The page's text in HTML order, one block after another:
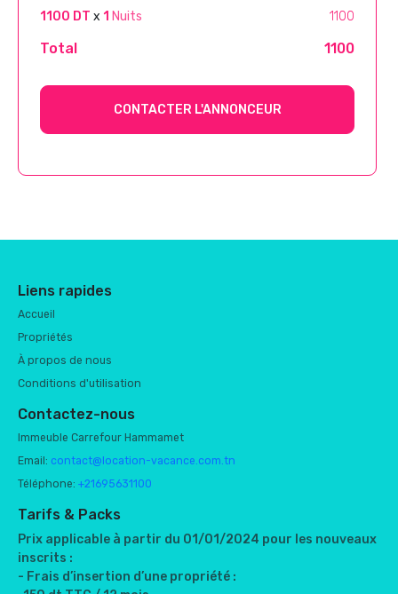
1100 DT x 1 Nuits 1100
Total 1100
CONTACTER L'ANNONCEUR
Liens rapides
Accueil
Propriétés
À propos de nous
Conditions d'utilisation
Contactez-nous
Immeuble Carrefour Hammamet
Email: contact@location-vacance.com.tn
Téléphone: +21695631100
Tarifs & Packs
Prix applicable à partir du 01/01/2024 pour les nouveaux
inscrits :
- Frais d’insertion d’une propriété :